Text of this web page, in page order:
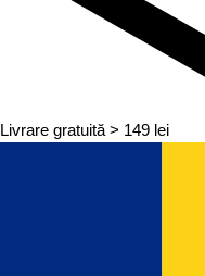
Livrare gratuită > 149 lei